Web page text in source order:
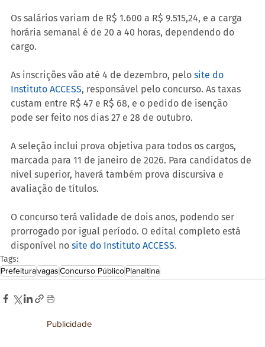
Os salários variam de R$ 1.600 a R$ 9.515,24, e a carga
horária semanal é de 20 a 40 horas, dependendo do
cargo.
As inscrições vão até 4 de dezembro, pelo site do
Instituto ACCESS, responsável pelo concurso. As taxas
custam entre R$ 47 e R$ 68, e o pedido de isenção
pode ser feito nos dias 27 e 28 de outubro.
A seleção inclui prova objetiva para todos os cargos,
marcada para 11 de janeiro de 2026. Para candidatos de
nível superior, haverá também prova discursiva e
avaliação de títulos.
O concurso terá validade de dois anos, podendo ser
prorrogado por igual período. O edital completo está
disponível no site do Instituto ACCESS.
Tags:
PrefeituravagasConcurso PúblicoPlanaltina
Publicidade